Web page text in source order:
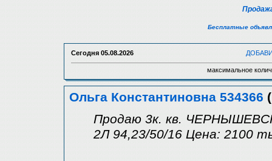
Бесплатные
Сегодня 05.08.2026
максимальное
Ольга Константиновна 534366
Продаю 3к. кв.
2Л 94,23/50/16 Цена: 2100